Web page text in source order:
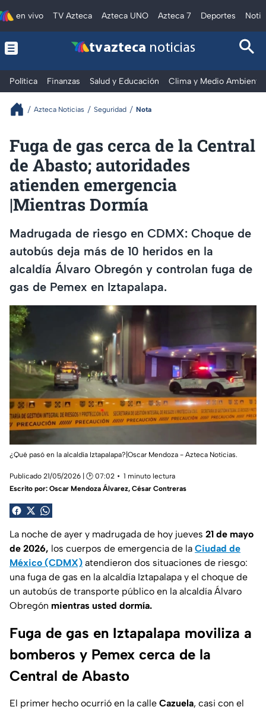
en vivo TV Azteca Azteca UNO Azteca 7 Deportes
tv azteca noticias
Política Finanzas Salud y Educación Clima y Medio Ambiente
Azteca Noticias Seguridad Nota
Fuga de gas cerca de la Central
de Abasto; autoridades
atienden emergencia
|Mientras Dormía
Madrugada de riesgo en CDMX: Choque de
autobús deja más de 10 heridos en la
alcaldía Álvaro Obregón y controlan fuga de
gas de Pemex en Iztapalapa.
¿Qué pasó en la alcaldía Iztapalapa?|Oscar Mendoza - Azteca Noticias.
Publicado 21/05/2026 | 🕑 07:02
1 minuto lectura
Escrito por: Oscar Mendoza Álvarez, César Contreras
La noche de ayer y madrugada de hoy jueves 21 de mayo
de 2026, los cuerpos de emergencia de la Ciudad de
México (CDMX) atendieron dos situaciones de riesgo:
una fuga de gas en la alcaldía Iztapalapa y el choque de
un autobús de transporte público en la alcaldía Álvaro
Obregón mientras usted dormía.
Fuga de gas en Iztapalapa moviliza a
bomberos y Pemex cerca de la
Central de Abasto
El primer hecho ocurrió en la calle Cazuela, casi con el